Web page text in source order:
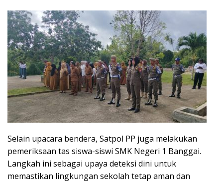
Selain upacara bendera, Satpol PP juga melakukan
pemeriksaan tas siswa-siswi SMK Negeri 1 Banggai.
Langkah ini sebagai upaya deteksi dini untuk
memastikan lingkungan sekolah tetap aman dan